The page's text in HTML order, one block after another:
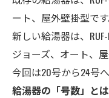
ート、屋外壁掛型です
新しい給湯器は、
ジョーズ、オート、屋
今回は20号から24号
給湯器の「号数」と